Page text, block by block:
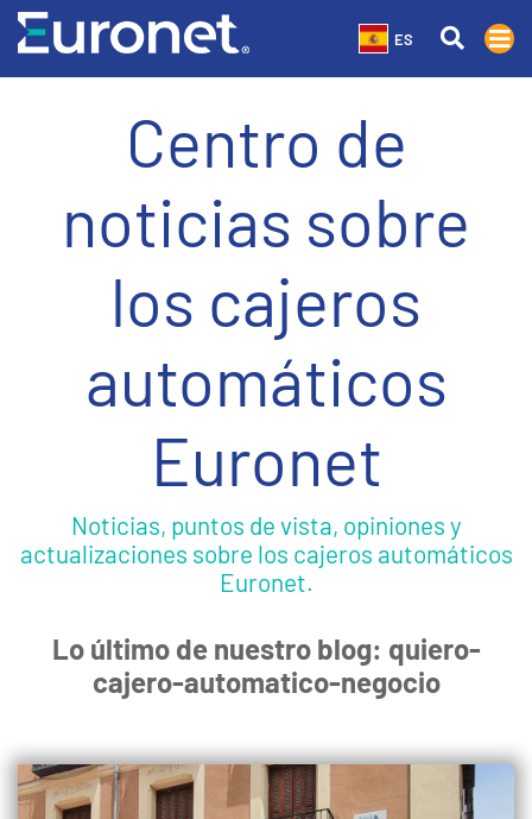
ES
Centro de
noticias sobre
los cajeros
automáticos
Euronet
Noticias, puntos de vista, opiniones y
actualizaciones sobre los cajeros automáticos
Euronet.
Lo último de nuestro blog: quiero-
cajero-automatico-negocio